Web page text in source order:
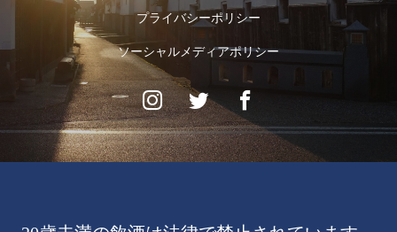
プライバシーポリシー
ソーシャルメディアポリシー